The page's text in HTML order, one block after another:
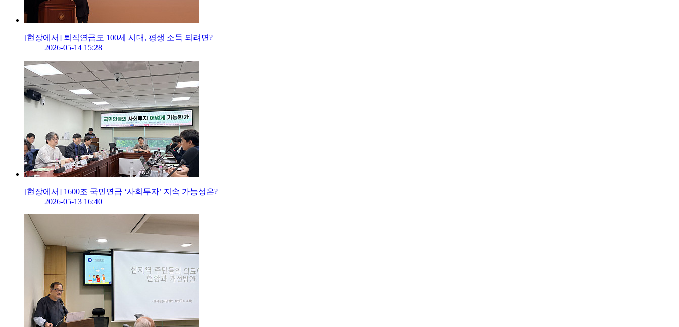
[현장에서] 퇴직연금도 100세 시대, 평생 소득 되려면?
2026-05-14 15:28
[현장에서] 1600조 국민연금 ‘사회투자’ 지속 가능성은?
2026-05-13 16:40